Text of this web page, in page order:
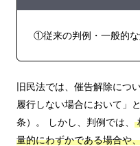
①従来の判例・一般的
旧民法では、催告解除につ
履行しない場合において」
条）。 しかし、判例では、
量的にわずかである場合や